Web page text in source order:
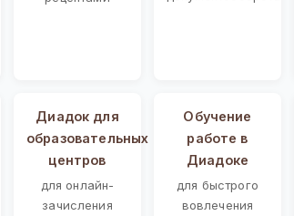
Диадок для
образовательных
центров
для онлайн-
зачисления
Обучение
работе в
Диадоке
для быстрого
вовлечения